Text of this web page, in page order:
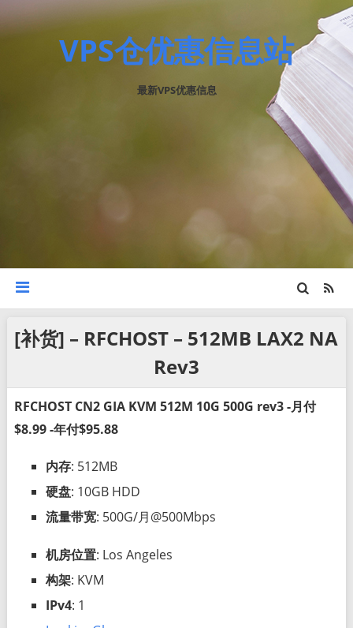
VPS仓优惠信息站
最新VPS优惠信息
[补货] – RFCHOST – 512MB LAX2 NA
Rev3
RFCHOST CN2 GIA KVM 512M 10G 500G rev3 -月付
$8.99 -年付$95.88
内存: 512MB
硬盘: 10GB HDD
流量带宽: 500G/月@500Mbps
机房位置: Los Angeles
构架: KVM
IPv4: 1